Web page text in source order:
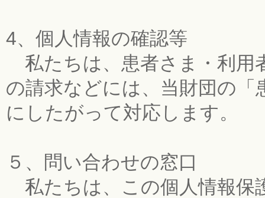
4、個人情報の確認等
私たちは、患者さま・利用
の請求などには、当財団の
にしたがって対応します。
５、問い合わせの窓口
私たちは、この個人情報保